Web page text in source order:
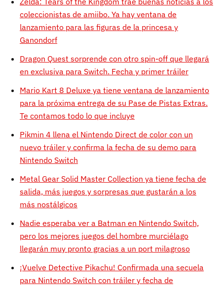
coleccionistas de amiibo. Ya hay ventana de
lanzamiento para las figuras de la princesa y
Ganondorf
Dragon Quest sorprende con otro spin-off que llegará
en exclusiva para Switch. Fecha y primer tráiler
Mario Kart 8 Deluxe ya tiene ventana de lanzamiento
para la próxima entrega de su Pase de Pistas Extras.
Te contamos todo lo que incluye
Pikmin 4 llena el Nintendo Direct de color con un
nuevo tráiler y confirma la fecha de su demo para
Nintendo Switch
Metal Gear Solid Master Collection ya tiene fecha de
salida, más juegos y sorpresas que gustarán a los
más nostálgicos
Nadie esperaba ver a Batman en Nintendo Switch,
pero los mejores juegos del hombre murciélago
llegarán muy pronto gracias a un port milagroso
¡Vuelve Detective Pikachu! Confirmada una secuela
para Nintendo Switch con tráiler y fecha de